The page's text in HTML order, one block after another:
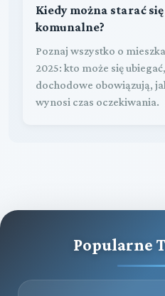
Kiedy można starać
komunalne?
Poznaj wszystko o
2025: kto może się
dochodowe obowiązują,
wynosi czas oczekiwania.
Popularne